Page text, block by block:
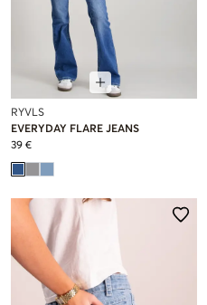
RYVLS
EVERYDAY FLARE JEANS
39 €